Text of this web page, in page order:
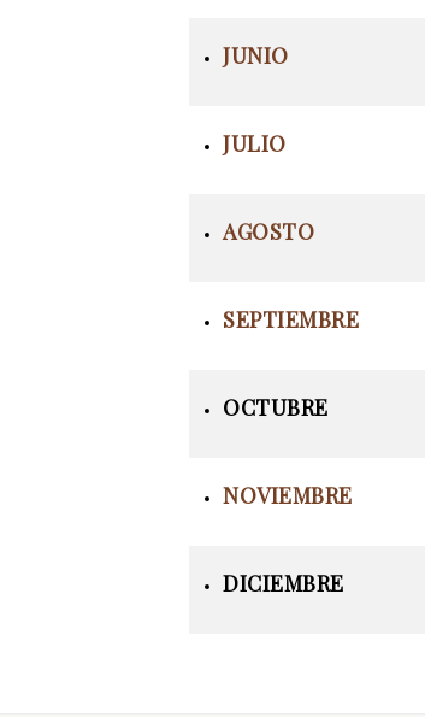
JUNIO
JULIO
AGOSTO
SEPTIEMBRE
OCTUBRE
NOVIEMBRE
DICIEMBRE